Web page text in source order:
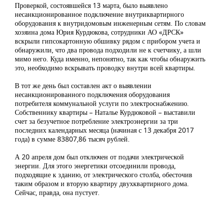
Проверкой, состоявшейся 13 марта, было выявлено
несанкционированное подключение внутриквартирного
оборудования к внутридомовым инженерным сетям. По словам
хозяина дома Юрия Курдюкова, сотрудники АО «ДРСК»
вскрыли гипсокартонную обшивку рядом с прибором учета и
обнаружили, что два провода подходили не к счетчику, а шли
мимо него. Куда именно, непонятно, так как чтобы обнаружить
это, необходимо вскрывать проводку внутри всей квартиры.
В тот же день был составлен акт о выявлении
несанкционированного подключения оборудования
потребителя коммунальной услуги по электроснабжению.
Собственнику квартиры – Наталье Курдюковой – выставили
счет за безучетное потребление электроэнергии за три
последних календарных месяца (начиная с 13 декабря 2017
года) в сумме 83807,86 тысяч рублей.
А 20 апреля дом был отключен от подачи электрической
энергии. Для этого энергетики отсоединили провода,
подходящие к зданию, от электрического столба, обесточив
таким образом и вторую квартиру двухквартирного дома.
Сейчас, правда, она пустует.